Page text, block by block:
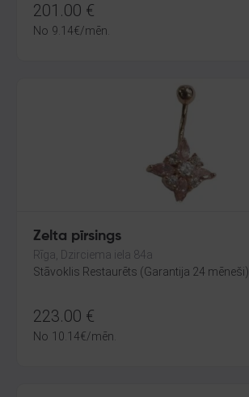
201.00 €
No 9.14€/mēn.
Zelta pīrsings
Rīga, Dzirciema iela 84a
Stāvoklis Restaurēts (Garantija 24 mēneši)
223.00 €
No 10.14€/mēn.